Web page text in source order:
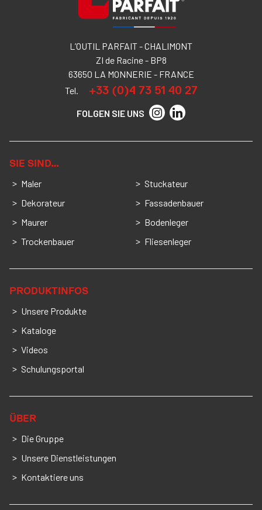
L’OUTIL PARFAIT - CHALIMONT
ZI de Racine - BP8
63650 LA MONNERIE - FRANCE
Tel.
+33 (0)4 73 51 40 27
FOLGEN SIE UNS
SIE SIND…
Maler
Dekorateur
Maurer
Trockenbauer
Stuckateur
Fassadenbauer
Bodenleger
Fliesenleger
PRODUKTINFOS
Unsere Produkte
Kataloge
Videos
Schulungsportal
ÜBER
Die Gruppe
Unsere Dienstleistungen
Kontaktiere uns